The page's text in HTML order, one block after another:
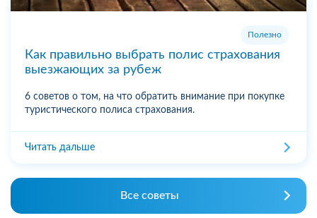
Полезно
Как правильно выбрать полис страхования
выезжающих за рубеж
6 советов о том, на что обратить внимание при покупке
туристического полиса страхования.
Читать дальше
Все советы